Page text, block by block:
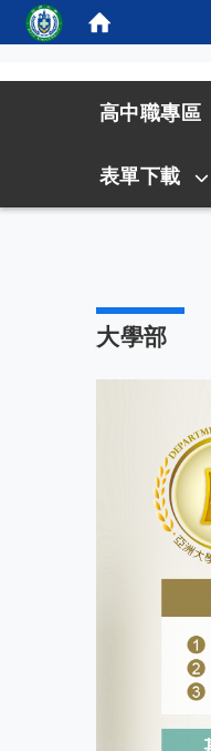
高中職專區
表單下載
大學部